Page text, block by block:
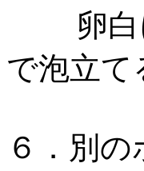
卵白に
で泡
６．別